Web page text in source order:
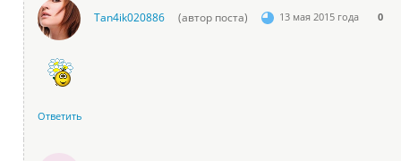
Tan4ik020886 (автор поста) 13 мая 2015 года 0
Ответить